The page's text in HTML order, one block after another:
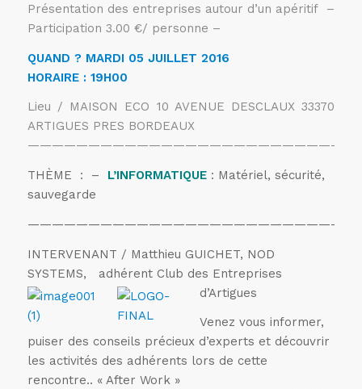
Présentation des entreprises autour d’un apéritif –
Participation 3.00 €/ personne –
QUAND ? MARDI 05 JUILLET 2016
HORAIRE : 19H00
Lieu / MAISON ECO 10 AVENUE DESCLAUX 33370
ARTIGUES PRES BORDEAUX
THÈME : – L’INFORMATIQUE: Matériel, sécurité,
sauvegarde
INTERVENANT / Matthieu GUICHET, NOD
SYSTEMS, adhérent Club des Entreprises
d’Artigues
Venez vous informer,
puiser des conseils précieux d’experts et découvrir
les activités des adhérents lors de cette
rencontre.. « After Work »